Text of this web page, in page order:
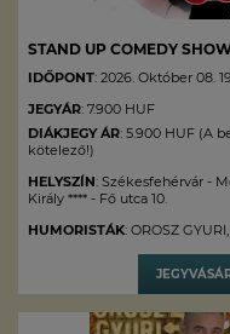
STAND UP COMEDY
IDŐPONT: 2026. Október 08.
JEGYÁR: 7.900 HUF
DIÁKJEGY ÁR: 5.900 HUF (A
kötelező!)
HELYSZÍN: Székesfehérvár -
Király **** - Fő utca 10.
HUMORISTÁK: OROSZ